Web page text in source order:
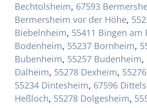
Bechtolsheim, 67593
Bermersheim vor der Höhe,
Biebelnheim, 55411 Bingen am
Bodenheim, 55237 Bornheim,
Bubenheim, 55257 Budenheim,
Dalheim, 55278 Dexheim,
55234 Dintesheim, 67596
Heßloch, 55278 Dolgesheim,